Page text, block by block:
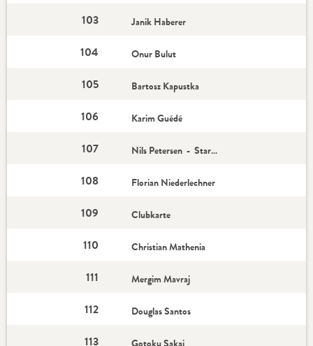
103 Janik Haberer
104 Onur Bulut
105 Bartosz Kapustka
106 Karim Guédé
107 Nils Petersen - Star-Spieler
108 Florian Niederlechner
109 Clubkarte
110 Christian Mathenia
111 Mergim Mavraj
112 Douglas Santos
113 Gotoku Sakai